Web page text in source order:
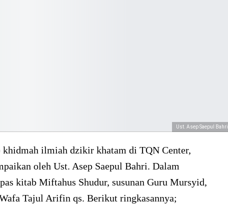
Ust. Asep Saepul Bahri.
ilmiah dzikir khatam di TQN Center,
oleh Ust. Asep Saepul Bahri. Dalam
kitab Miftahus Shudur, susunan Guru Mursyid,
Tajul Arifin qs. Berikut ringkasannya;